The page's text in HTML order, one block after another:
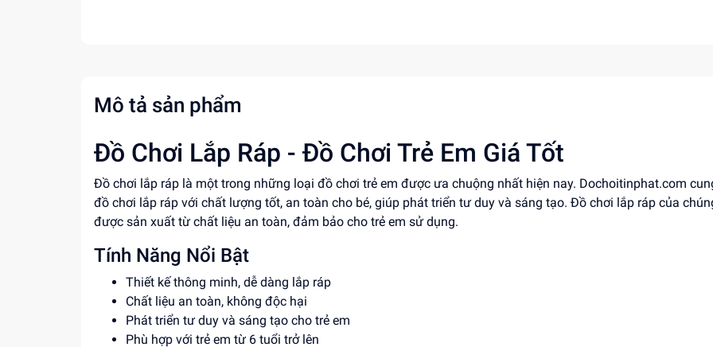
Mô tả sản phẩm
Đồ Chơi Lắp Ráp - Đồ Chơi Trẻ Em Giá Tốt
Đồ chơi lắp ráp là một trong những loại đồ chơi trẻ em được ưa chuộng nhất hiện nay. Dochoitinphat.com
đồ chơi lắp ráp với chất lượng tốt, an toàn cho bé, giúp phát triển tư duy và sáng tạo. Đồ chơi lắp ráp của
được sản xuất từ chất liệu an toàn, đảm bảo cho trẻ em sử dụng.
Tính Năng Nổi Bật
Thiết kế thông minh, dễ dàng lắp ráp
Chất liệu an toàn, không độc hại
Phát triển tư duy và sáng tạo cho trẻ em
Phù hợp với trẻ em từ 6 tuổi trở lên